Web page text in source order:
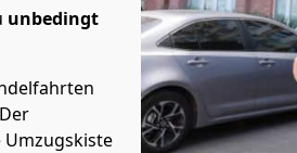
unbedingt
Der
Umzugskiste